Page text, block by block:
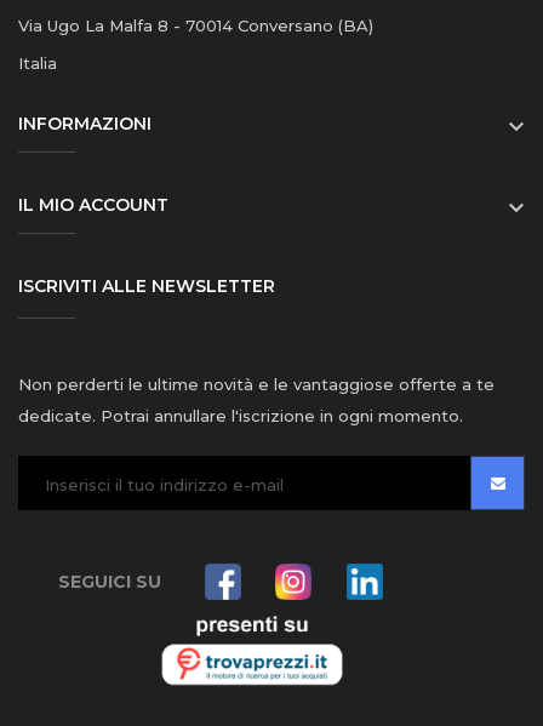
Via Ugo La Malfa 8 - 70014 Conversano (BA)
Italia
INFORMAZIONI 
IL MIO ACCOUNT 
ISCRIVITI ALLE NEWSLETTER
Non perderti le ultime novità e le vantaggiose offerte a te
dedicate. Potrai annullare l'iscrizione in ogni momento.
SEGUICI SU